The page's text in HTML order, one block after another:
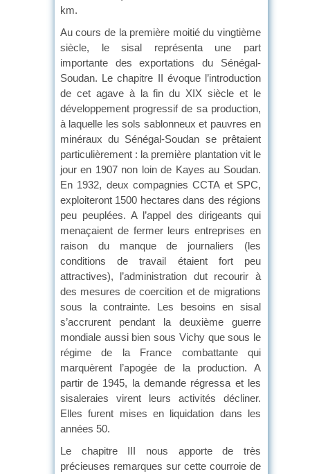
km.
Au cours de la première moitié du vingtième
siècle, le sisal représenta une part
importante des exportations du Sénégal-
Soudan. Le chapitre II évoque l’introduction
de cet agave à la fin du XIX siècle et le
développement progressif de sa production,
à laquelle les sols sablonneux et pauvres en
minéraux du Sénégal-Soudan se prêtaient
particulièrement : la première plantation vit le
jour en 1907 non loin de Kayes au Soudan.
En 1932, deux compagnies CCTA et SPC,
exploiteront 1500 hectares dans des régions
peu peuplées. A l’appel des dirigeants qui
menaçaient de fermer leurs entreprises en
raison du manque de journaliers (les
conditions de travail étaient fort peu
attractives), l’administration dut recourir à
des mesures de coercition et de migrations
sous la contrainte. Les besoins en sisal
s’accrurent pendant la deuxième guerre
mondiale aussi bien sous Vichy que sous le
régime de la France combattante qui
marquèrent l’apogée de la production. A
partir de 1945, la demande régressa et les
sisaleraies virent leurs activités décliner.
Elles furent mises en liquidation dans les
années 50.
Le chapitre III nous apporte de très
précieuses remarques sur cette courroie de